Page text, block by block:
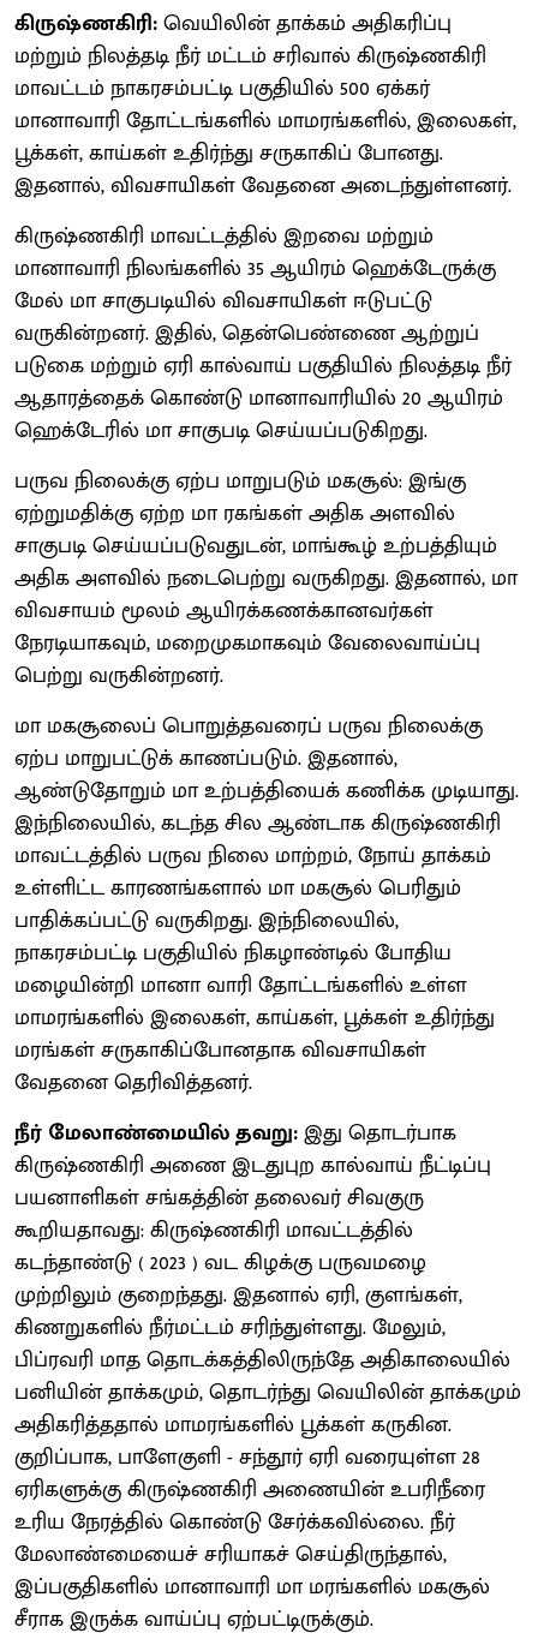
கிருஷ்ணகிரி:வெயிலின் தாக்கம் அதிகரிப்பு
மற்றும் நிலத்தடி நீர் மட்டம் சரிவால் கிருஷ்ணகிரி
மாவட்டம் நாகரசம்பட்டி பகுதியில் 500 ஏக்கர்
மானாவாரி தோட்டங்களில் மாமரங்களில், இலைகள்,
பூக்கள், காய்கள் உதிர்ந்து சருகாகிப் போனது.
இதனால், விவசாயிகள் வேதனை அடைந்துள்ளனர்.
கிருஷ்ணகிரி மாவட்டத்தில் இறவை மற்றும்
மானாவாரி நிலங்களில் 35 ஆயிரம் ஹெக்டேருக்கு
மேல் மா சாகுபடியில் விவசாயிகள் ஈடுபட்டு
வருகின்றனர். இதில், தென்பெண்ணை ஆற்றுப்
படுகை மற்றும் ஏரி கால்வாய் பகுதியில் நிலத்தடி நீர்
ஆதாரத்தைக் கொண்டு மானாவாரியில் 20 ஆயிரம்
ஹெக்டேரில் மா சாகுபடி செய்யப்படுகிறது.
பருவ நிலைக்கு ஏற்ப மாறுபடும் மகசூல்: இங்கு
ஏற்றுமதிக்கு ஏற்ற மா ரகங்கள் அதிக அளவில்
சாகுபடி செய்யப்படுவதுடன், மாங்கூழ் உற்பத்தியும்
அதிக அளவில் நடைபெற்று வருகிறது. இதனால், மா
விவசாயம் மூலம் ஆயிரக்கணக்கானவர்கள்
நேரடியாகவும், மறைமுகமாகவும் வேலைவாய்ப்பு
பெற்று வருகின்றனர்.
மா மகசூலைப் பொறுத்தவரைப் பருவ நிலைக்கு
ஏற்ப மாறுபட்டுக் காணப்படும். இதனால்,
ஆண்டுதோறும் மா உற்பத்தியைக் கணிக்க முடியாது.
இந்நிலையில், கடந்த சில ஆண்டாக கிருஷ்ணகிரி
மாவட்டத்தில் பருவ நிலை மாற்றம், நோய் தாக்கம்
உள்ளிட்ட காரணங்களால் மா மகசூல் பெரிதும்
பாதிக்கப்பட்டு வருகிறது. இந்நிலையில்,
நாகரசம்பட்டி பகுதியில் நிகழாண்டில் போதிய
மழையின்றி மானா வாரி தோட்டங்களில் உள்ள
மாமரங்களில் இலைகள், காய்கள், பூக்கள் உதிர்ந்து
மரங்கள் சருகாகிப்போனதாக விவசாயிகள்
வேதனை தெரிவித்தனர்.
நீர் மேலாண்மையில் தவறு:இது தொடர்பாக
கிருஷ்ணகிரி அணை இடதுபுற கால்வாய் நீட்டிப்பு
பயனாளிகள் சங்கத்தின் தலைவர் சிவகுரு
கூறியதாவது: கிருஷ்ணகிரி மாவட்டத்தில்
கடந்தாண்டு ( 2023 ) வட கிழக்கு பருவமழை
முற்றிலும் குறைந்தது. இதனால் ஏரி, குளங்கள்,
கிணறுகளில் நீர்மட்டம் சரிந்துள்ளது. மேலும்,
பிப்ரவரி மாத தொடக்கத்திலிருந்தே அதிகாலையில்
பனியின் தாக்கமும், தொடர்ந்து வெயிலின் தாக்கமும்
அதிகரித்ததால் மாமரங்களில் பூக்கள் கருகின.
குறிப்பாக, பாளேகுளி - சந்தூர் ஏரி வரையுள்ள 28
ஏரிகளுக்கு கிருஷ்ணகிரி அணையின் உபரிநீரை
உரிய நேரத்தில் கொண்டு சேர்க்கவில்லை. நீர்
மேலாண்மையைச் சரியாகச் செய்திருந்தால்,
இப்பகுதிகளில் மானாவாரி மா மரங்களில் மகசூல்
சீராக இருக்க வாய்ப்பு ஏற்பட்டிருக்கும்.